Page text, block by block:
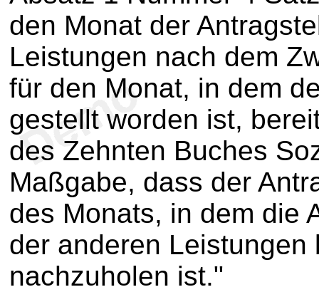
den Monat der
Leistungen nach dem
für den Monat, in dem
gestellt worden ist,
des Zehnten Buches
Maßgabe, dass der
des Monats, in dem die
der anderen
nachzuholen ist."